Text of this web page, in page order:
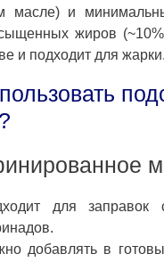
масле) и
жиров
и подходит для жарки.
для заправок
добавлять в